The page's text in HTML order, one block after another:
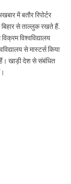
में बतौर रिपोर्टर
से ताल्लुक रखते हैं.
विश्वविद्यालय
से मास्टर्स किया
खाड़ी देश से संबंधित